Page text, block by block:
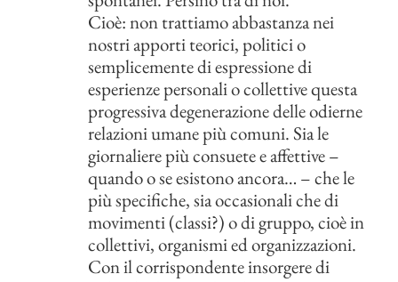
Cioè: non trattiamo abbastanza nei
nostri apporti teorici, politici o
semplicemente di espressione di
esperienze personali o collettive questa
progressiva degenerazione delle odierne
relazioni umane più comuni. Sia le
giornaliere più consuete e affettive –
quando o se esistono ancora… – che le
più specifiche, sia occasionali che di
movimenti (classi?) o di gruppo, cioè in
collettivi, organismi ed organizzazioni.
Con il corrispondente insorgere di